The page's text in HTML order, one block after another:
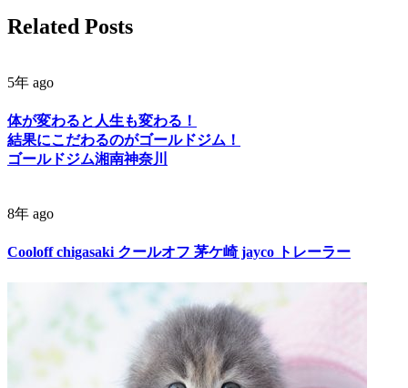
Related Posts
5年 ago
体が変わると人生も変わる！
結果にこだわるのがゴールドジム！
ゴールドジム湘南神奈川
8年 ago
Cooloff chigasaki クールオフ 茅ケ崎 jayco トレーラー